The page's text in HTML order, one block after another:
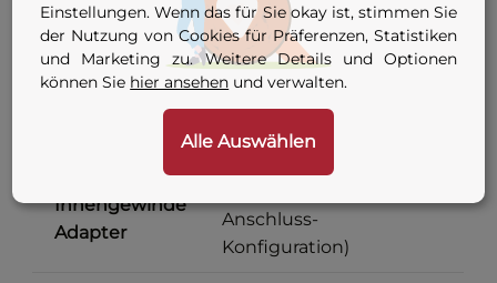
Einsatzbereich
Innendurchmesser 11,8
bis 99 mm
7 Varianten — siehe
Konfigurator-Tabelle
oben
Innengewinde
Adapter
Anschluss-
Konfiguration)
Einstellungen. Wenn das für Sie okay ist, stimmen Sie
der Nutzung von Cookies für Präferenzen, Statistiken
und Marketing zu. Weitere Details und Optionen
können Sie hier ansehen und verwalten.
Alle Auswählen